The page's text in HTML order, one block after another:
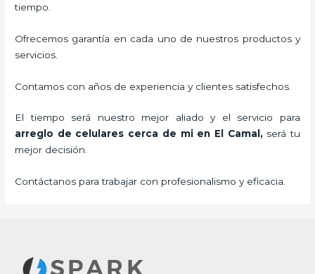
tiempo.
Ofrecemos garantía en cada uno de nuestros productos y
servicios.
Contamos con años de experiencia y clientes satisfechos.
El tiempo será nuestro mejor aliado y el servicio para
arreglo de celulares cerca de mien El Camal, será tu
mejor decisión.
Contáctanos para trabajar con profesionalismo y eficacia.